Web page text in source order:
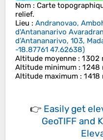
Nom : Carte
relief.
Lieu : Andranovao,
d'Antananarivo
d’Antananarivo, 103,
-18.87761 47.62638)
Altitude moyenne : 1 302
Altitude minimum : 1 248
Altitude maximum : 1 418
👉 Easily get
GeoTIFF and